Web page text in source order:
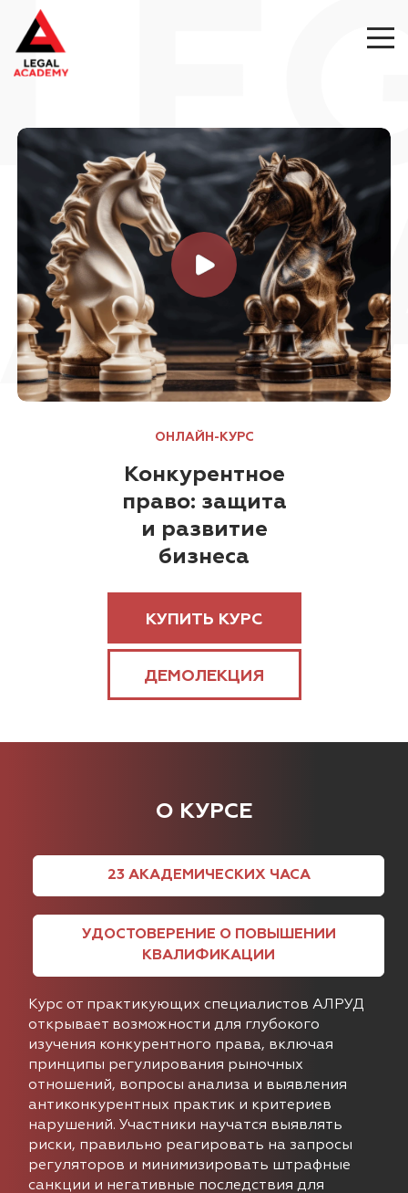
ОНЛАЙН-КУРС
Конкурентное
право: защита
и развитие
бизнеса
ДЕМОЛЕКЦИЯ
КУПИТЬ КУРС
О КУРСЕ
Курс от практикующих специалистов АЛРУД
открывает возможности для глубокого
изучения конкурентного права, включая
принципы регулирования рыночных
отношений, вопросы анализа и выявления
антиконкурентных практик и критериев
нарушений. Участники научатся выявлять
риски, правильно реагировать на запросы
регуляторов и минимизировать штрафные
санкции и негативные последствия для
23АКАДЕМИЧЕСКИХ ЧАСА
УДОСТОВЕРЕНИЕ О ПОВЫШЕНИИ
КВАЛИФИКАЦИИ